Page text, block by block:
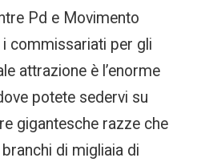
Pd e Movimento
commissariati per gli
attrazione è l’enorme
potete sedervi su
gigantesche razze che
di migliaia di